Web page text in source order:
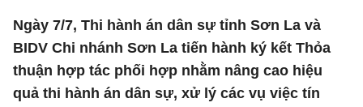
Ngày 7/7, Thi hành án dân sự tỉnh Sơn La và
BIDV Chi nhánh Sơn La tiến hành ký kết Thỏa
thuận hợp tác phối hợp nhằm nâng cao hiệu
quả thi hành án dân sự, xử lý các vụ việc tín